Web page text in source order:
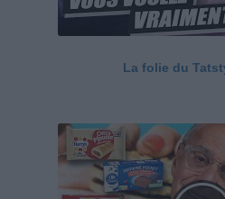
La folie du